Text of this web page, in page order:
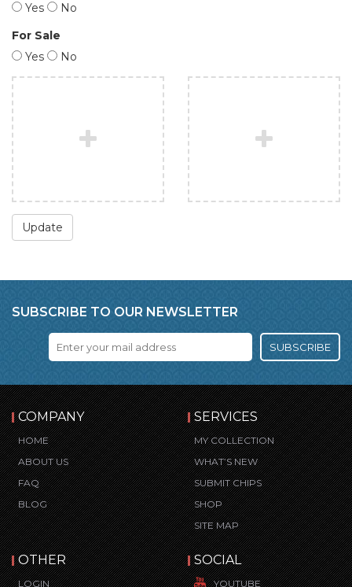
Yes
No
For Sale
Yes
No
Update
SUBSCRIBE TO OUR NEWSLETTER
SUBSCRIBE
COMPANY
HOME
ABOUT US
FAQ
BLOG
SERVICES
MY COLLECTION
WHAT’S NEW
SUBMIT CHIPS
SHOP
SITE MAP
OTHER
LOGIN
SOCIAL
YOUTUBE